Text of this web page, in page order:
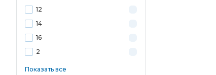
12
14
16
2
Показать все